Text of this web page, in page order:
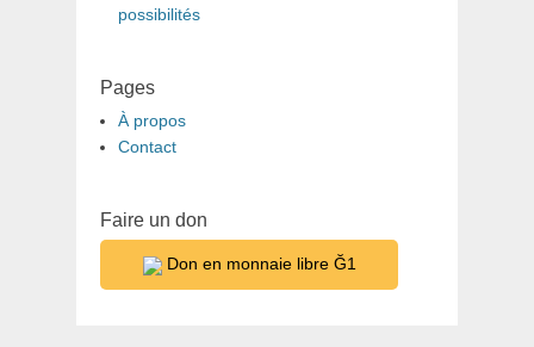
possibilités
Pages
À propos
Contact
Faire un don
Don en monnaie libre Ğ1